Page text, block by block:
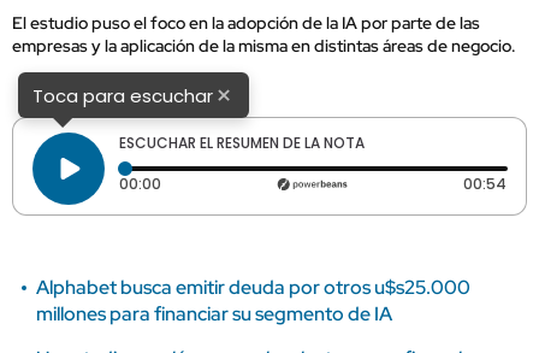
El estudio puso el foco en la adopción de la IA por parte de las
empresas y la aplicación de la misma en distintas áreas de negocio.
Toca para escuchar×
ESCUCHAR EL RESUMEN DE LA NOTA
00:00 Tiempo transcurrido: 0 segundos 00:54
Alphabet busca emitir deuda por otros u$s25.000
millones para financiar su segmento de IA